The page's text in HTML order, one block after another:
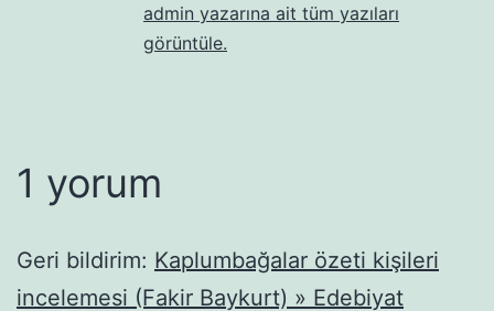
admin yazarına ait tüm yazıları
görüntüle.
1 yorum
Geri bildirim: Kaplumbağalar özeti kişileri
incelemesi (Fakir Baykurt) » Edebiyat